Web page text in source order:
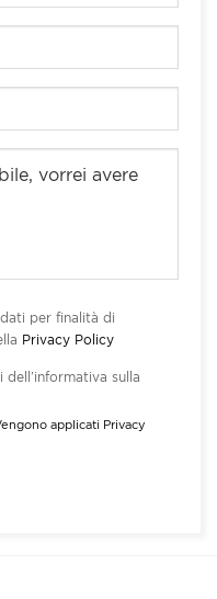
per finalità di
Privacy Policy
sulla
applicati Privacy